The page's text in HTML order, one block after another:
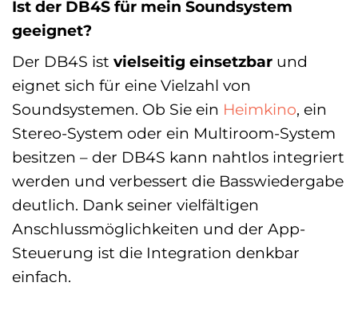
Ist der DB4S für mein Soundsystem
geeignet?
Der DB4S ist vielseitig einsetzbar und
eignet sich für eine Vielzahl von
Soundsystemen. Ob Sie ein Heimkino, ein
Stereo-System oder ein Multiroom-System
besitzen – der DB4S kann nahtlos integriert
werden und verbessert die Basswiedergabe
deutlich. Dank seiner vielfältigen
Anschlussmöglichkeiten und der App-
Steuerung ist die Integration denkbar
einfach.